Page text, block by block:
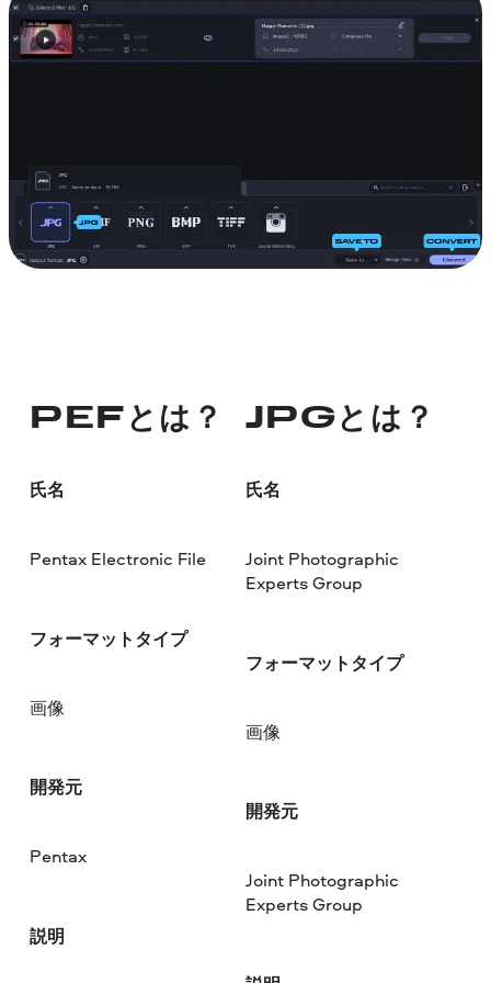
PEFとは？
氏名
Pentax Electronic File
フォーマットタイプ
画像
開発元
Pentax
説明
JPGとは？
氏名
Joint Photographic
Experts Group
フォーマットタイプ
画像
開発元
Joint Photographic
Experts Group